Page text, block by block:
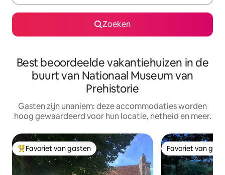
Zoeken
Best beoordeelde vakantiehuizen in de
buurt van Nationaal Museum van
Prehistorie
Gasten zijn unaniem: deze accommodaties worden
hoog gewaardeerd voor hun locatie, netheid en meer.
Topfavoriet van gasten
Favoriet van gasten Favoriet van
Favoriet van